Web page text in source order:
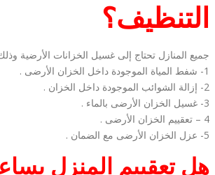
التنظيف؟
جميع المنازل تحتاج إلى غسيل الخزانات الأرضية
1- شفط المياة الموجودة داخل الخزان الأرضى .
2- إزالة الشوائب الموجودة داخل الخزان .
3- غسيل الخزان الأرضى بالماء .
4 – تعقييم الخزان الأرضى .
5- عزل الخزان الأرضى مع الضمان .
هل تعقييم المنزل